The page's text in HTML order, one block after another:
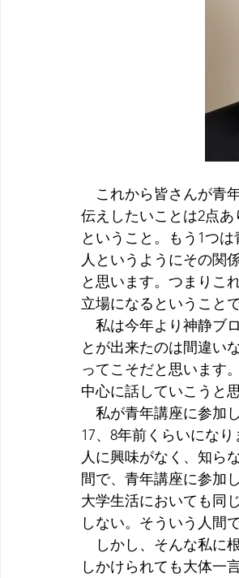
これから皆さんが青
伝えしたいことは2点
ということ。もう1つ
人というようにその関
と思います。つまりこ
立場になるということで
私は今年より神静ブ
とが出来たのは間違い
ってこそだと思います
中心に話していこうと
私が青年講座に参加
17、8年前くらいにな
人に興味がなく、知ら
間で、青年講座に参加
大学生活においても同
しない。そういう人間で
しかし、そんな私に
しかけられても大体一